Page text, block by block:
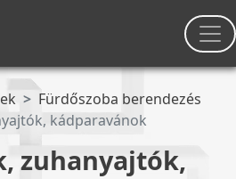
Fürdőszoba berendezés
kádparavánok
zuhanyajtók,